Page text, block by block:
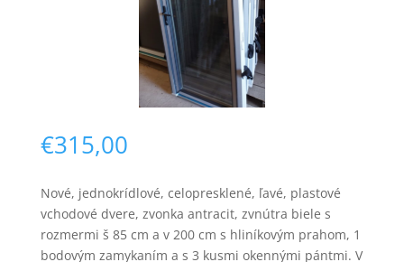
€315,00
Nové, jednokrídlové, celopresklené, ľavé, plastové
vchodové dvere, zvonka antracit, zvnútra biele s
rozmermi š 85 cm a v 200 cm s hliníkovým prahom, 1
bodovým zamykaním a s 3 kusmi okennými pántmi. V
Nevyhnutné
Tieto súbory
cookie nie sú